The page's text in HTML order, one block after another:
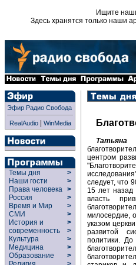
Ищите
Здесь хранятся только наши
Эфир Радио Свобода
RealAudio| WinMedia
Темы дня
>
Наши гости
>
Права человека >
Россия
>
Время и Мир
>
СМИ
>
История и
современность
>
>
Культура
>
Медицина
>
Образование
>
центром
следует, что
15 лет назад
власть
милосердие,
указом
развитой
политики.